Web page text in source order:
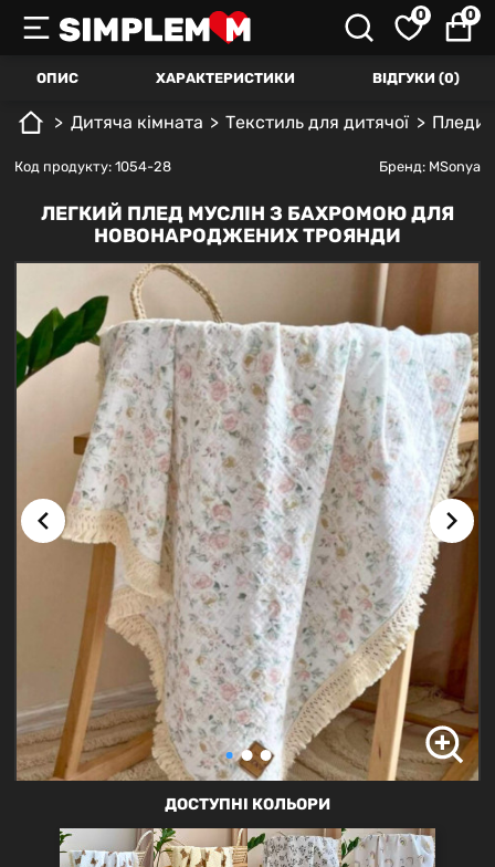
0 0
ОПИС ХАРАКТЕРИСТИКИ ВІДГУКИ (0)
Дитяча кімната Текстиль для дитячої Пледи,
Код продукту: 1054-28 Бренд: MSonya
ЛЕГКИЙ ПЛЕД МУСЛІН З БАХРОМОЮ ДЛЯ
НОВОНАРОДЖЕНИХ ТРОЯНДИ
ДОСТУПНІ КОЛЬОРИ